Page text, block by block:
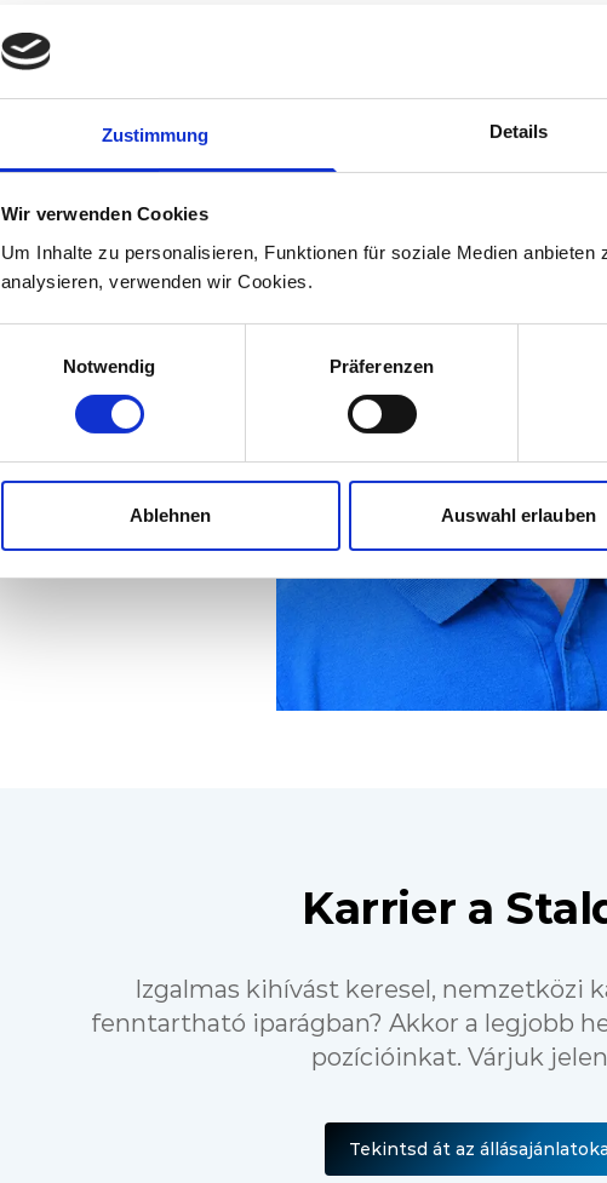
Zustimmung Details
Wir verwenden Cookies
Um Inhalte zu personalisieren, Funktionen für soziale Medien
analysieren, verwenden wir Cookies.
Notwendig
Präferenzen
Ablehnen Auswahl erlauben
Karrier a
Izgalmas kihívást keresel, nemzetközi
fenntartható iparágban? Akkor a legjobb
pozícióinkat. Várjuk
Tekintsd át az